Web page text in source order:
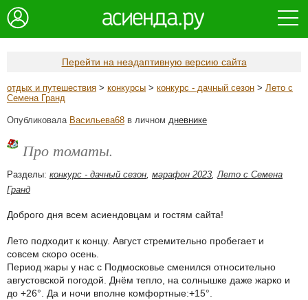
Перейти на неадаптивную версию сайта
отдых и путешествия > конкурсы > конкурс - дачный сезон > Лето с
Семена Гранд
Опубликовала Васильева68 в личном дневнике
Про томаты.
Разделы: конкурс - дачный сезон, марафон 2023,Лето с Семена
Гранд
Доброго дня всем асиендовцам и гостям сайта!
Лето подходит к концу. Август стремительно пробегает и
совсем скоро осень.
Период жары у нас с Подмосковье сменился относительно
августовской погодой. Днём тепло, на солнышке даже жарко и
до +26°. Да и ночи вполне комфортные:+15°.